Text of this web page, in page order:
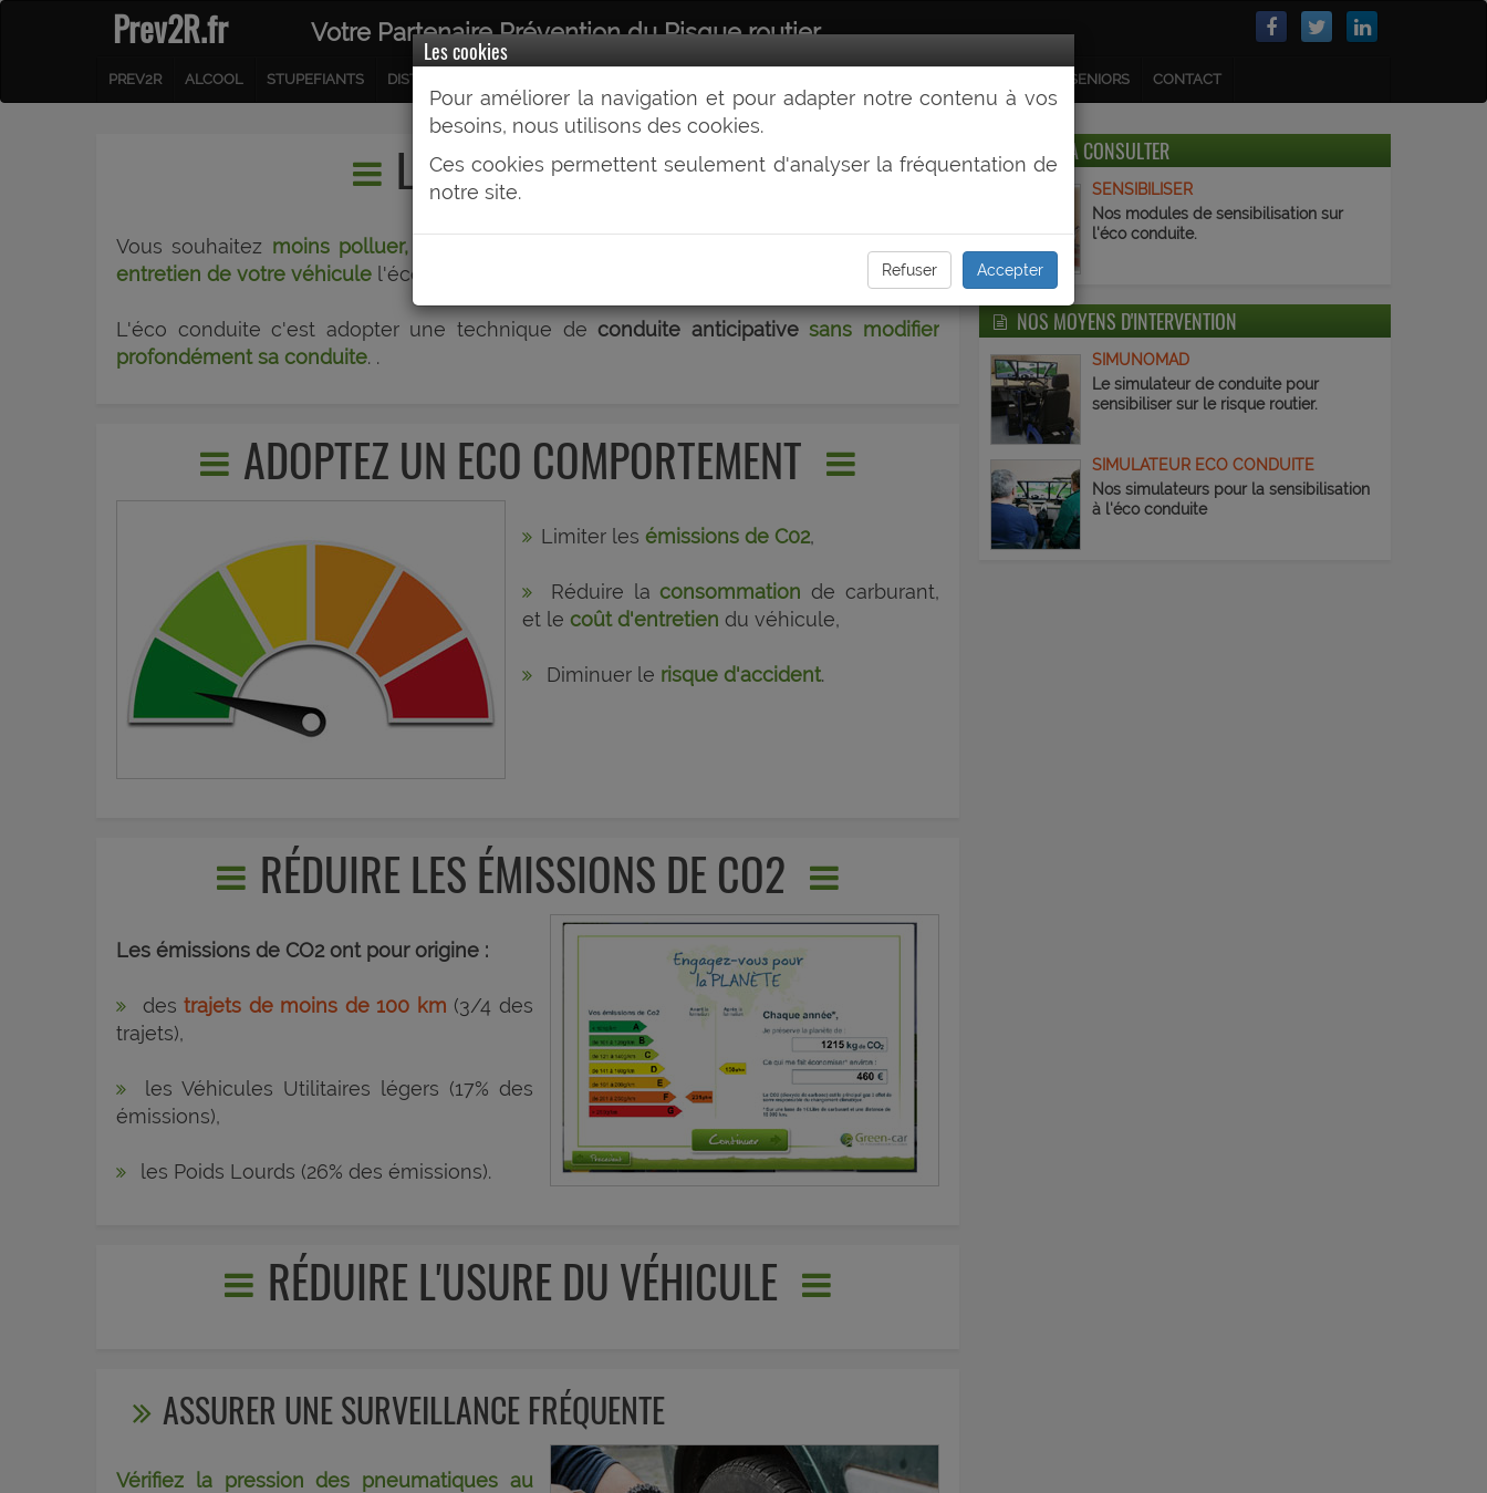
Prev2R.fr Votre Partenaire Prévention du Risque routier
PREV2R ALCOOL STUPEFIANTS DISTRACTEURS SENIORS CONTACT
L'ÉCO CONDUITE
Vous souhaitez moins polluer, moins consommer de carburant et réduire le budget
entretien de votre véhicule l'éco conduite répond à votre attente.
L'éco conduite c'est adopter une technique deconduite anticipative sans modifier
profondément sa conduite. .
ADOPTEZ UN ECO COMPORTEMENT
Limiter les émissions de C02,
Réduire laconsommation de carburant,
et le coût d'entretien du véhicule,
Diminuer le risque d'accident.
RÉDUIRE LES ÉMISSIONS DE CO2
Les émissions de CO2 ont pour origine :
destrajets de moins de 100 km (3/4 des
trajets),
les Véhicules Utilitaires légers (17% des
émissions),
les Poids Lourds (26% des émissions).
RÉDUIRE L'USURE DU VÉHICULE
ASSURER UNE SURVEILLANCE FRÉQUENTE
Vérifiez la pression des pneumatiques au
PAGES A CONSULTER
SENSIBILISER
Nos modules de sensibilisation sur
l'éco conduite.
NOS MOYENS D'INTERVENTION
SIMUNOMAD
Le simulateur de conduite pour
sensibiliser sur le risque routier.
SIMULATEUR ECO CONDUITE
Nos simulateurs pour la sensibilisation
à l'éco conduite
Les cookies
Pour améliorer la navigation et pour adapter notre contenu à vos
besoins, nous utilisons des cookies.
Ces cookies permettent seulement d'analyser la fréquentation de
notre site.
Refuser Accepter